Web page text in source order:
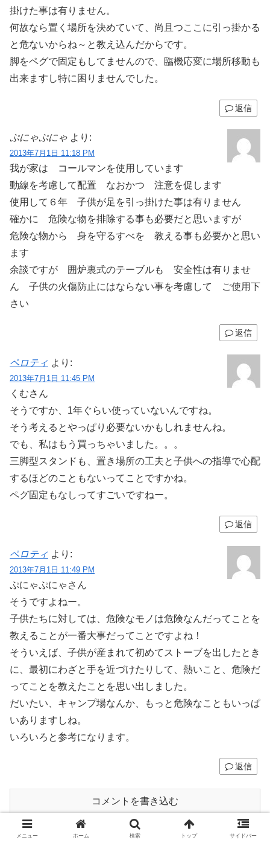
掛けた事は有りません。
何故なら置く場所を決めていて、尚且つここに引っ掛かる
と危ないからね～と教え込んだからです。
脚をペグで固定もしてませんので、臨機応変に場所移動も
出来ますし特に困りませんでした。
返信
ぷにゃぷにゃ より:
2013年7月1日 11:18 PM
我が家は コールマンを使用しています
動線を考慮して配置 なおかつ 注意を促します
使用して６年 子供が足を引っ掛けた事は有りません
確かに 危険な物を排除する事も必要だと思いますが
危険な物から 身を守るすべを 教える事も必要かと思い
ます
余談ですが 囲炉裏式のテーブルも 安全性は有りませ
ん 子供の火傷防止にはならない事を考慮して ご使用下
さい
返信
ペロティ より:
2013年7月1日 11:45 PM
くむさん
そうですか、1年ぐらい使っていないんですね。
そう考えるとやっぱり必要ないかもしれませんね。
でも、私はもう買っちゃいました。。。
三脚型スタンドも、置き場所の工夫と子供への指導で心配
するほどのこともないってことですかね。
ペグ固定もなしってすごいですねー。
返信
ペロティ より:
2013年7月1日 11:49 PM
ぷにゃぷにゃさん
そうですよねー。
子供たちに対しては、危険なモノは危険なんだってことを
教えることが一番大事だってことですよね！
そういえば、子供が産まれて初めてストーブを出したとき
に、最初にわざと手を近づけたりして、熱いこと、危険だ
ってことを教えたことを思い出しました。
だいたい、キャンプ場なんか、もっと危険なこともいっぱ
いありますしね。
いろいろと参考になります。
返信
コメントを書き込む
ホーム 雑記
メニュー ホーム 検索 トップ サイドバー